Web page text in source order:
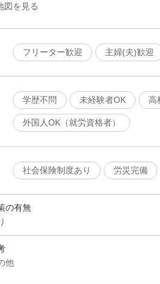
図を見る
フリーター歓迎
主婦(夫)歓迎
学歴不問
未経験者OK 高
外国人OK（就労資格者）
社会保険制度あり
労災完備
の有無
他